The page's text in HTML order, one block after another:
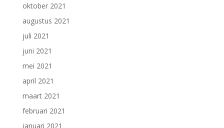
oktober 2021
augustus 2021
juli 2021
juni 2021
mei 2021
april 2021
maart 2021
februari 2021
januari 2021